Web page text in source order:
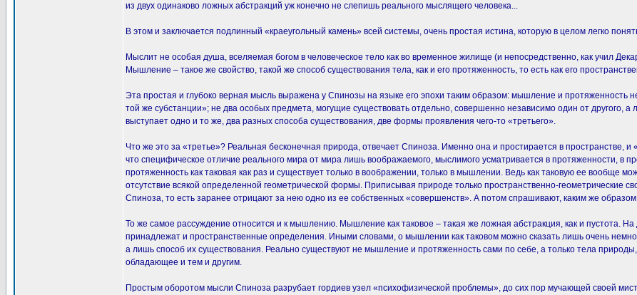
из двух одинаково ложных абстракций уж конечно не слепишь реального мыслящего человека...
В этом и заключается подлинный «краеугольный камень» всей системы, очень простая истина, которую в целом легко
Мыслит не особая душа, вселяемая богом в человеческое тело как во временное жилище (и непосредственно, как учил
Мышление – такое же свойство, такой же способ существования тела, как и его протяженность, то есть как его
Эта простая и глубоко верная мысль выражена у Спинозы на языке его эпохи таким образом: мышление и протяженность
той же субстанции»; не два особых предмета, могущие существовать отдельно, совершенно независимо один от другого,
выступает одно и то же, два разных способа существования, две формы проявления чего-то «третьего».
Что же это за «третье»? Реальная бесконечная природа, отвечает Спиноза. Именно она и простирается в пространстве,
что специфическое отличие реального мира от мира лишь воображаемого, мыслимого усматривается в протяженности, в
протяженность как таковая как раз и существует только в воображении, только в мышлении. Ведь как таковую ее вообще
отсутствие всякой определенной геометрической формы. Приписывая природе только пространственно-геометрические
Спиноза, то есть заранее отрицают за нею одно из ее собственных «совершенств». А потом спрашивают, каким же
То же самое рассуждение относится и к мышлению. Мышление как таковое – такая же ложная абстракция, как и пустота.
принадлежат и пространственные определения. Иными словами, о мышлении как таковом можно сказать лишь очень
а лишь способ их существования. Реально существуют не мышление и протяженность сами по себе, а только тела
обладающее и тем и другим.
Простым оборотом мысли Спиноза разрубает гордиев узел «психофизической проблемы», до сих пор мучающей своей